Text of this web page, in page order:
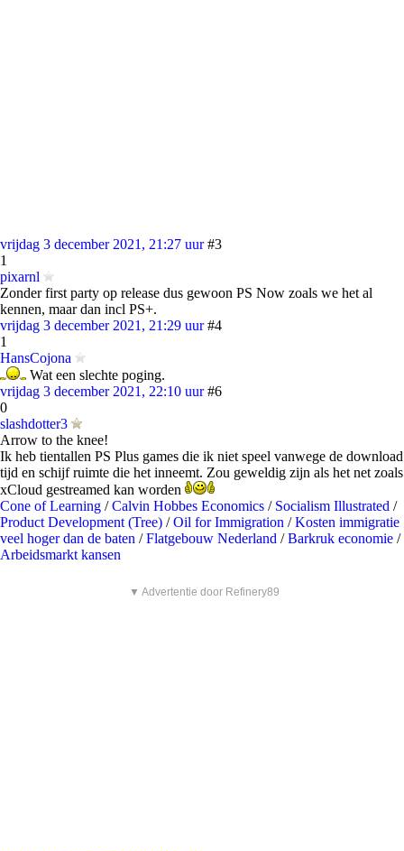
vrijdag 3 december 2021, 21:27 uur #3
1
pixarnl
Zonder first party op release dus gewoon PS Now zoals we het al
kennen, maar dan incl PS+.
vrijdag 3 december 2021, 21:29 uur #4
1
HansCojona
Wat een slechte poging.
vrijdag 3 december 2021, 22:10 uur #6
0
slashdotter3
Arrow to the knee!
Ik heb tientallen PS Plus games die ik niet speel vanwege de download
tijd en schijf ruimte die het inneemt. Zou geweldig zijn als het net zoals
xCloud gestreamed kan worden
Cone of Learning /Calvin Hobbes Economics / Socialism Illustrated /
Product Development (Tree) /Oil for Immigration /Kosten immigratie
veel hoger dan de baten /Flatgebouw Nederland /Barkruk economie /
Arbeidsmarkt kansen
▼ Advertentie door Refinery89